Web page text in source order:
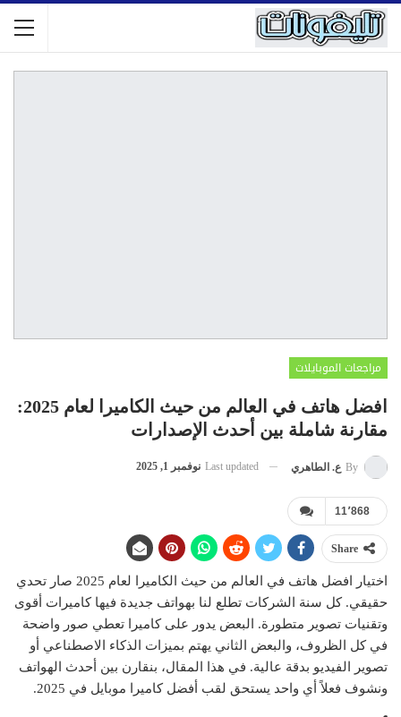
مراجعات الموبايلات
افضل هاتف في العالم من حيث الكاميرا لعام 2025:
مقارنة شاملة بين أحدث الإصدارات
By ع. الطاهري Last updated نوفمبر 1, 2025
11٬868
Share
اختيار افضل هاتف في العالم من حيث الكاميرا لعام 2025 صار تحدي
حقيقي. كل سنة الشركات تطلع لنا بهواتف جديدة فيها كاميرات أقوى
وتقنيات تصوير متطورة. البعض يدور على كاميرا تعطي صور واضحة
في كل الظروف، والبعض الثاني يهتم بميزات الذكاء الاصطناعي أو
تصوير الفيديو بدقة عالية. في هذا المقال، بنقارن بين أحدث الهواتف
ونشوف فعلاً أي واحد يستحق لقب أفضل كاميرا موبايل في 2025.